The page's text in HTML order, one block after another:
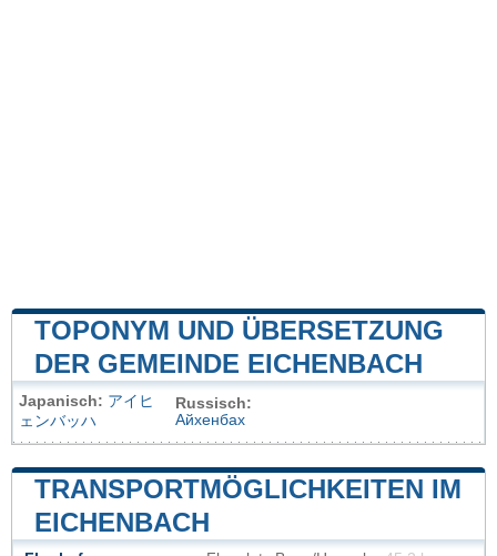
TOPONYM UND ÜBERSETZUNG
DER GEMEINDE EICHENBACH
Japanisch: アイヒ
ェンバッハ
Russisch:
Айхенбах
TRANSPORTMÖGLICHKEITEN IM
EICHENBACH